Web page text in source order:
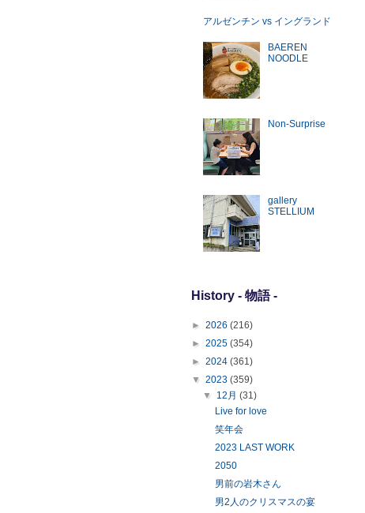
アルゼンチン vs イングランド
BAEREN
NOODLE
Non-Surprise
gallery
STELLIUM
History - 物語 -
► 2026 (216)
► 2025 (354)
► 2024 (361)
▼ 2023 (359)
▼ 12月(31)
Live for love
笑年会
2023 LAST WORK
2050
男前の岩木さん
男2人のクリスマスの宴